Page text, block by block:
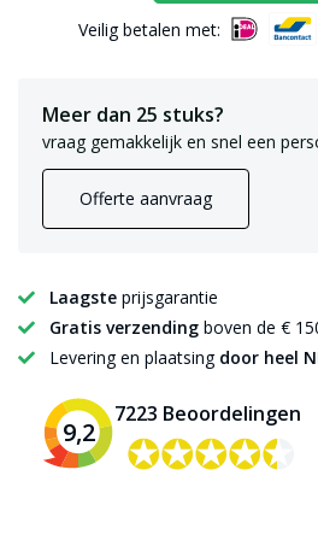
Veilig betalen met:
Meer dan 25 stuks?
vraag gemakkelijk en snel een
Offerte aanvraag
Laagste prijsgarantie
Gratis verzending boven de €
Levering en plaatsing door heel
9,2
7223 Beoordelingen
✪✪✪✪✪
✪✪✪✪✪